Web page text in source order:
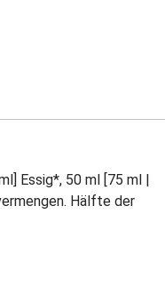
Essig*, 50 ml [75 ml |
Hälfte der